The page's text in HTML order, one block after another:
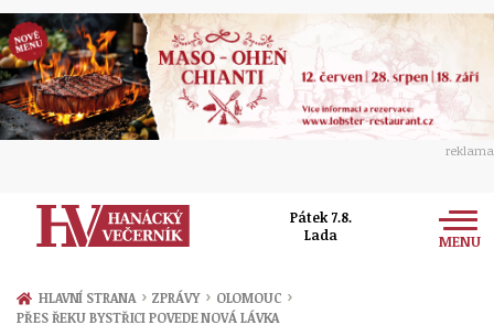
reklama
Pátek 7.8.
Lada
MENU
Zprávy
HLAVNÍ STRANA › ZPRÁVY › OLOMOUC ›
PŘES ŘEKU BYSTŘICI POVEDE NOVÁ LÁVKA